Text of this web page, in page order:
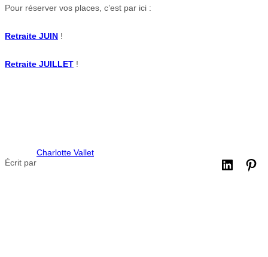
Pour réserver vos places, c’est par ici :
Retraite JUIN !
Retraite JUILLET !
Écrit par
Charlotte Vallet